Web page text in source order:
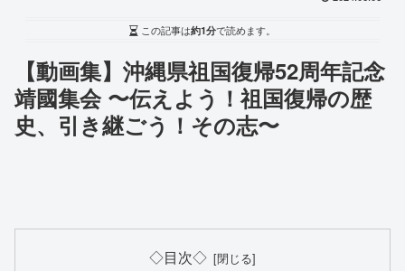
この記事は約1分で読めます。
【動画集】沖縄県祖国復帰52周年記念
靖國集会 〜伝えよう！祖国復帰の歴
史、引き継ごう！その志〜
◇目次◇